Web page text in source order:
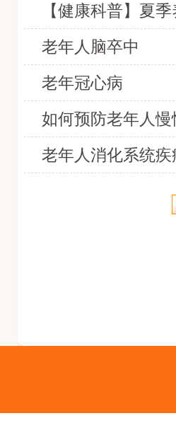
【健康科普】夏
老年人脑卒中
老年冠心病
如何预防老年人慢
老年人消化系统疾